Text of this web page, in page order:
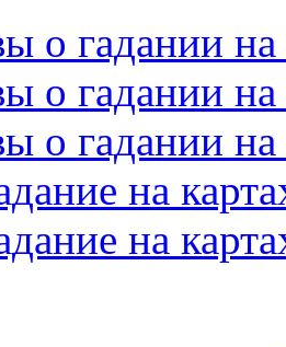
о гадании на
о гадании на
о гадании на
на
на